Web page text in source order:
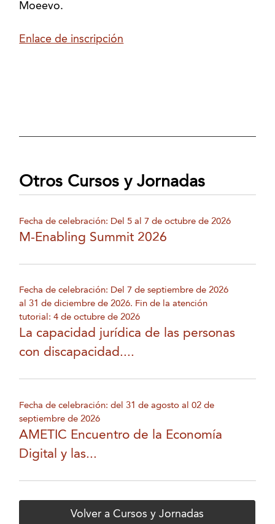
Moeevo.
Enlace de inscripción
Otros Cursos y Jornadas
Fecha de celebración: Del 5 al 7 de octubre de 2026
M-Enabling Summit 2026
Fecha de celebración: Del 7 de septiembre de 2026
al 31 de diciembre de 2026. Fin de la atención
tutorial: 4 de octubre de 2026
La capacidad jurídica de las personas
con discapacidad....
Fecha de celebración: del 31 de agosto al 02 de
septiembre de 2026
AMETIC Encuentro de la Economía
Digital y las...
Volver a Cursos y Jornadas